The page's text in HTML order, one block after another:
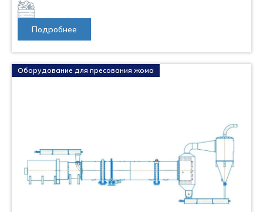
Подробнее
Оборудование для пресования жома